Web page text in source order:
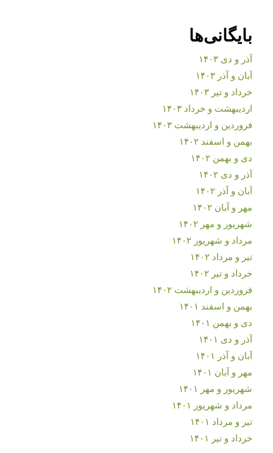
بایگانی‌ها
آذر و دی ۱۴۰۳
آبان و آذر ۱۴۰۳
خرداد و تیر ۱۴۰۳
اردیبهشت و خرداد ۱۴۰۳
فروردین و اردیبهشت ۱۴۰۳
بهمن و اسفند ۱۴۰۲
دی و بهمن ۱۴۰۲
آذر و دی ۱۴۰۲
آبان و آذر ۱۴۰۲
مهر و آبان ۱۴۰۲
شهریور و مهر ۱۴۰۲
مرداد و شهریور ۱۴۰۲
تیر و مرداد ۱۴۰۲
خرداد و تیر ۱۴۰۲
فروردین و اردیبهشت ۱۴۰۲
بهمن و اسفند ۱۴۰۱
دی و بهمن ۱۴۰۱
آذر و دی ۱۴۰۱
آبان و آذر ۱۴۰۱
مهر و آبان ۱۴۰۱
شهریور و مهر ۱۴۰۱
مرداد و شهریور ۱۴۰۱
تیر و مرداد ۱۴۰۱
خرداد و تیر ۱۴۰۱